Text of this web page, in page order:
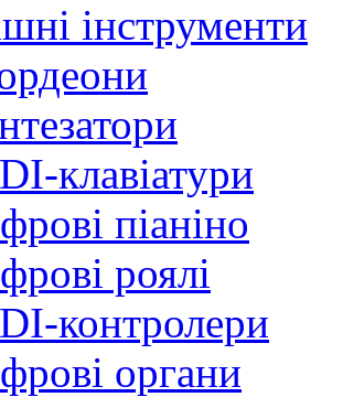
інструменти
клавіатури
піаніно
роялі
контролери
органи